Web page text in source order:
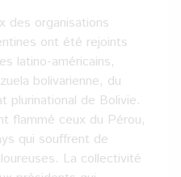
des organisations
ont été rejoints
latino-américains,
bolivarienne, du
plurinational de Bolivie.
flammé ceux du Pérou,
qui souffrent de
La collectivité